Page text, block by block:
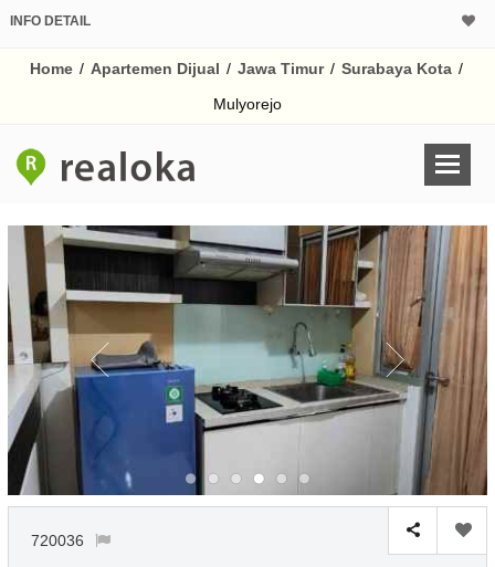
INFO DETAIL
Home / Apartemen Dijual / Jawa Timur / Surabaya Kota /
Mulyorejo
720036
Harga Rp
% /th
Untuk hasil simulasi
pada kotak-
Simpan